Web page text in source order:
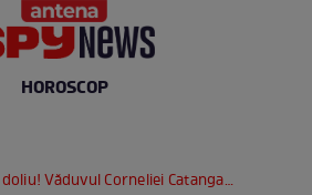
HOROSCOP
și-a pierdut sora: ”Sunt copleșit de durere” / VIDEO